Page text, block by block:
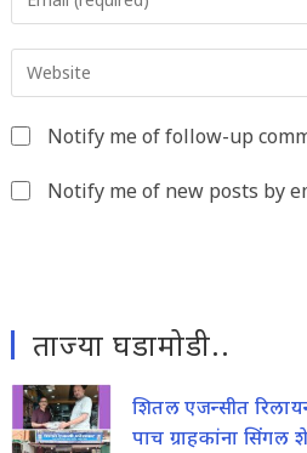
username
to
comment
your
address
to
comment
your
URL
Notify me of follow-up
Notify me of new posts by
ताज्या घडामोडी..
शितल एजन्सीत
पाच ग्राहकांना सिंगल